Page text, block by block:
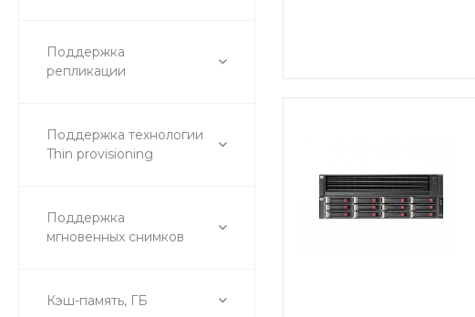
Поддержка
репликации
Поддержка технологии
Thin provisioning
Поддержка
мгновенных снимков
Кэш-память, ГБ